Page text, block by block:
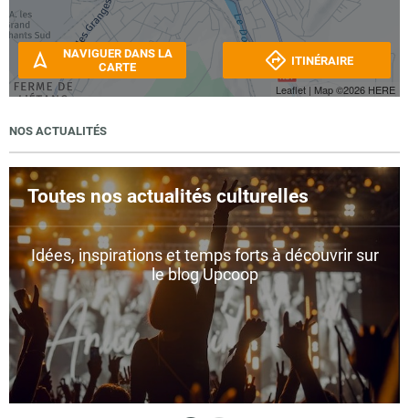
Leaflet | Map ©2026 HERE
NAVIGUER DANS LA
CARTE
ITINÉRAIRE
NOS ACTUALITÉS
Toutes nos actualités culturelles
Idées, inspirations et temps forts à découvrir sur
le blog Upcoop